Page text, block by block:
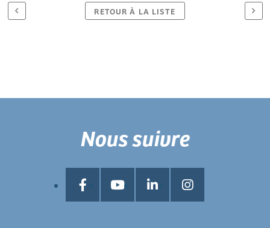
RETOUR À LA LISTE
Nous suivre